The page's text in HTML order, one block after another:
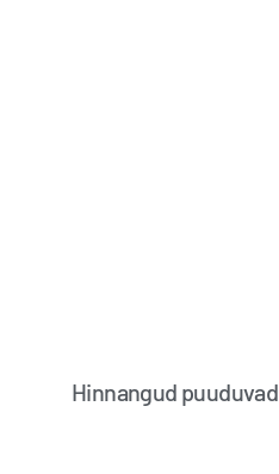
Hinnangud puuduvad